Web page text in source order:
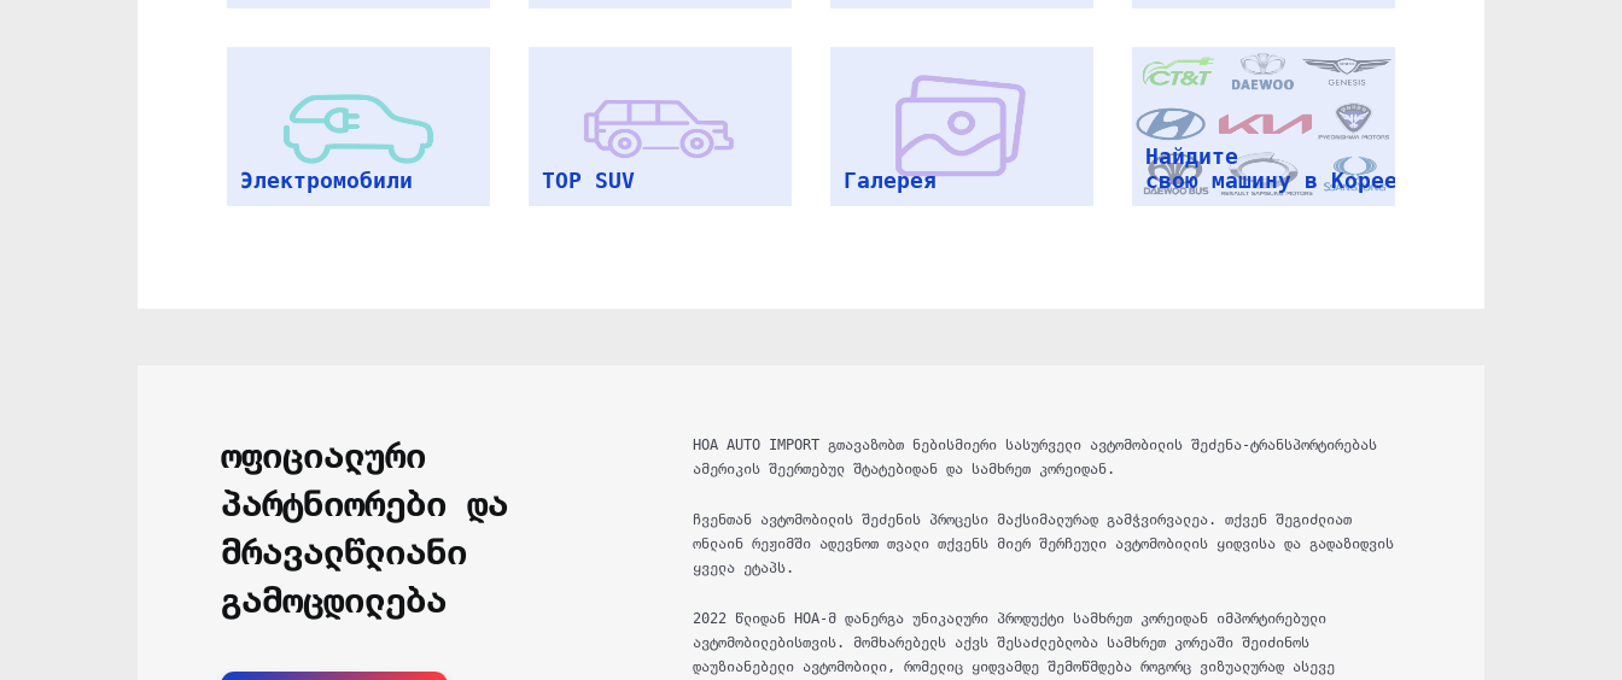
Галерея
Найдите
ოფიციალური
პარტნიორები და
მრავალწლიანი
გამოცდილება
HOA AUTO IMPORT გთავაზობთ ნებისმიერი სასურველი ავტომობილის შეძენა-ტრანსპორტირებას
ამერიკის შეერთებულ შტატებიდან და სამხრეთ კორეიდან.
ჩვენთან ავტომობილის შეძენის პროცესი მაქსიმალურად გამჭვირვალეა. თქვენ შეგიძლიათ
ონლაინ რეჟიმში ადევნოთ თვალი თქვენს მიერ შერჩეული ავტომობილის ყიდვისა და გადაზიდვის
ყველა ეტაპს.
2022 წლიდან HOA-მ დანერგა უნიკალური პროდუქტი სამხრეთ კორეიდან იმპორტირებული
ავტომობილებისთვის. მომხარებელს აქვს შესაძლებლობა სამხრეთ კორეაში შეიძინოს
დაუზიანებელი ავტომობილი, რომელიც ყიდვამდე შემოწმდება როგორც ვიზუალურად ასევე